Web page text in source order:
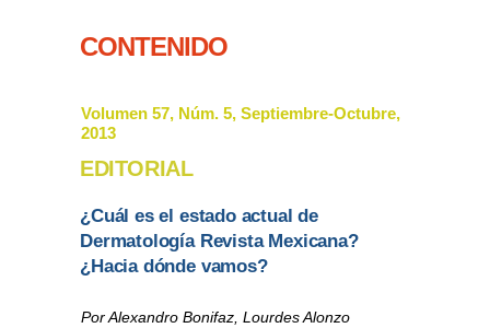
CONTENIDO
Volumen 57, Núm. 5, Septiembre-Octubre,
2013
EDITORIAL
¿Cuál es el estado actual de
Dermatología Revista Mexicana?
¿Hacia dónde vamos?
Por Alexandro Bonifaz, Lourdes Alonzo